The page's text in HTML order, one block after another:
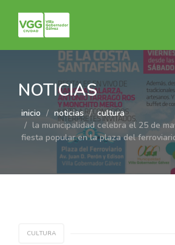
NOTICIAS
inicio noticias
cultura
la municipalidad celebra el 25 de
fiesta popular en la plaza del
CULTURA